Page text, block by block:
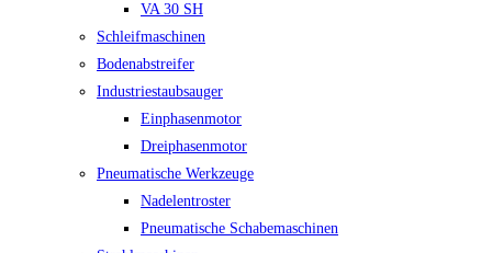
VA 30 SH
Schleifmaschinen
Bodenabstreifer
Industriestaubsauger
Einphasenmotor
Dreiphasenmotor
Pneumatische Werkzeuge
Nadelentroster
Pneumatische Schabemaschinen